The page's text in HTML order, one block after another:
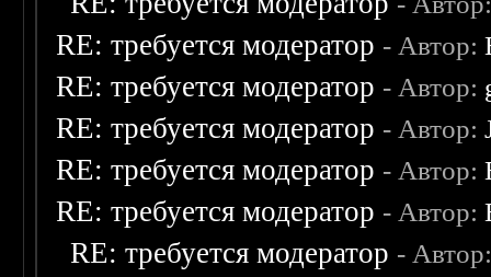
RE: требуется модератор - Автор:
RE: требуется модератор - Автор:
RE: требуется модератор - Автор:
RE: требуется модератор - Автор:
RE: требуется модератор - Автор:
RE: требуется модератор -